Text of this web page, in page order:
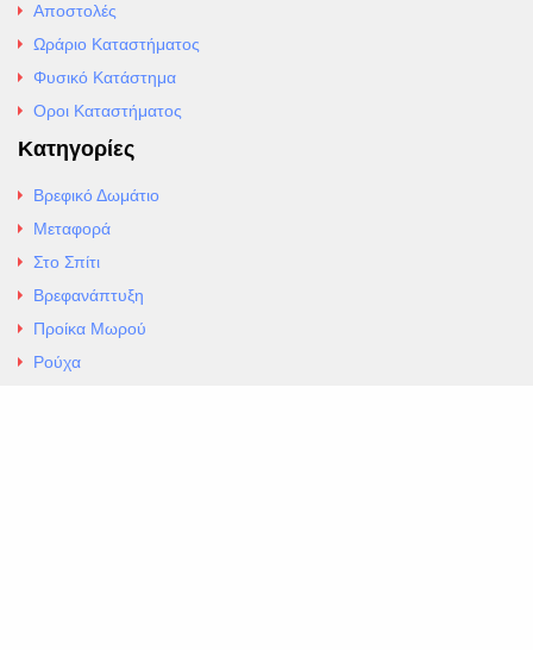
Αποστολές
Ωράριο Καταστήματος
Φυσικό Κατάστημα
Οροι Καταστήματος
Κατηγορίες
Βρεφικό Δωμάτιο
Μεταφορά
Στο Σπίτι
Βρεφανάπτυξη
Προίκα Μωρού
Ρούχα